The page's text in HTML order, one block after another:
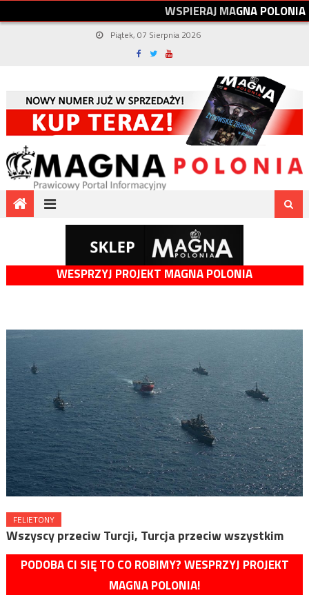
WSPIERAJMAGNAPOLONIA
Piątek, 07 Sierpnia 2026
WESPRZYJ PROJEKT MAGNA POLONIA
FELIETONY
Wszyscy przeciw Turcji, Turcja przeciw wszystkim
PODOBA CI SIĘ TO CO ROBIMY? WESPRZYJ PROJEKT
MAGNA POLONIA!